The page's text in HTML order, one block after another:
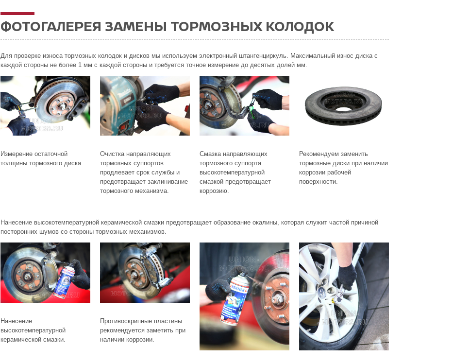
ФОТОГАЛЕРЕЯ ЗАМЕНЫ ТОРМОЗНЫХ КОЛОДОК
Для проверке износа тормозных колодок и дисков мы используем электронный штангенциркуль. Максимальный износ диска с
каждой стороны не более 1 мм с каждой стороны и требуется точное измерение до десятых долей мм.
Измерение остаточной
толщины тормозного диска.
Очистка направляющих
тормозных суппортов
продлевает срок службы и
предотвращает заклинивание
тормозного механизма.
Смазка направляющих
тормозного суппорта
высокотемпературной
смазкой предотвращает
коррозию.
Рекомендуем заменить
тормозные диски при наличии
коррозии рабочей
поверхности.
Нанесение высокотемпературной керамической смазки предотвращает образование окалины, которая служит частой причиной
посторонних шумов со стороны тормозных механизмов.
Нанесение
высокотемпературной
керамической смазки.
Противоскрипные пластины
рекомендуется заметить при
наличии коррозии.